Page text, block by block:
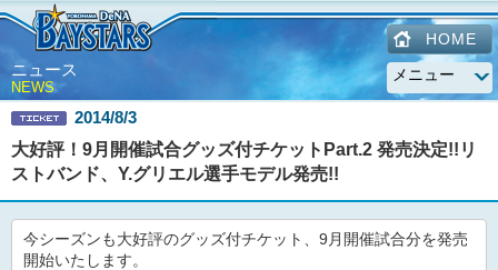
HOME
ニュース
NEWS
2014/8/3
大好評！9月開催試合グッズ付チケットPart.2 発売決定!!リ
ストバンド、Y.グリエル選手モデル発売!!
今シーズンも大好評のグッズ付チケット、9月開催試合分を発売
開始いたします。